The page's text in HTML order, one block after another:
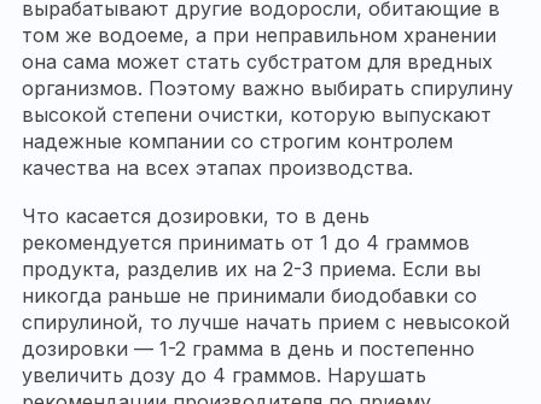
вырабатывают другие водоросли, обитающие в
том же водоеме, а при неправильном хранении
она сама может стать субстратом для вредных
организмов. Поэтому важно выбирать спирулину
высокой степени очистки, которую выпускают
надежные компании со строгим контролем
качества на всех этапах производства.
Что касается дозировки, то в день
рекомендуется принимать от 1 до 4 граммов
продукта, разделив их на 2-3 приема. Если вы
никогда раньше не принимали биодобавки со
спирулиной, то лучше начать прием с невысокой
дозировки — 1-2 грамма в день и постепенно
увеличить дозу до 4 граммов. Нарушать